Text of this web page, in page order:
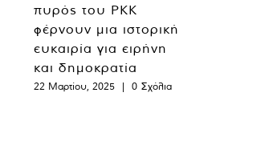
πυρός του PKK
φέρνουν μια ιστορική
ευκαιρία για ειρήνη
και δημοκρατία
22 Μαρτίου, 2025 | 0 Σχόλια